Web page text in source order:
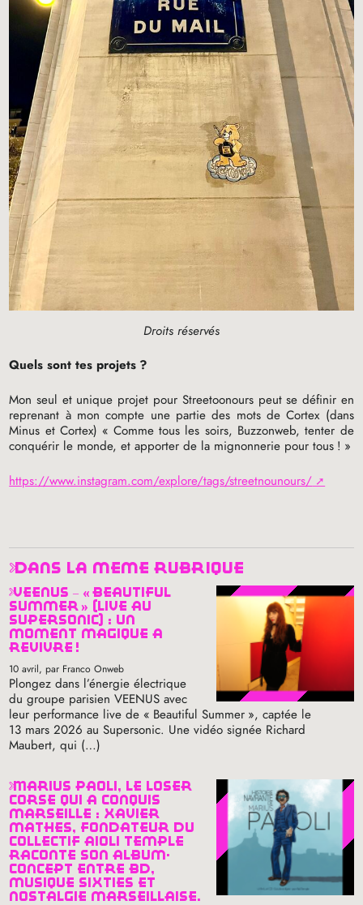
Droits réservés
Quels sont tes projets ?
Mon seul et unique projet pour Streetoonours peut se définir en
reprenant à mon compte une partie des mots de Cortex (dans
Minus et Cortex) « Comme tous les soirs, Buzzonweb, tenter de
conquérir le monde, et apporter de la mignonnerie pour tous ! »
https://www.instagram.com/explore/tags/streetnounours/
dans la même rubrique
veenus – « beautiful
summer » (live au
supersonic) : un
moment magique à
revivre !
10 avril, par Franco Onweb
Plongez dans l’énergie électrique
du groupe parisienVEENUS avec
leur performance live de « Beautiful Summer », captée le
13 mars 2026 au Supersonic. Une vidéo signée Richard
Maubert, qui (…)
marius paoli, le loser
corse qui a conquis
marseille : xavier
mathès, fondateur du
collectif aïoli temple
raconte son album-
concept entre bd,
musique sixties et
nostalgie marseillaise.